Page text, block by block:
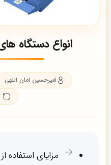
انواع دستگاه
امیرحسین امان اللهی
7
مزایای استفاده